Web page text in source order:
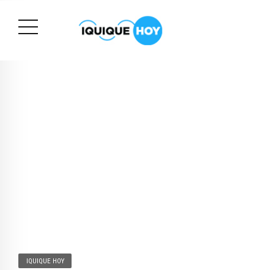
IQUIQUE HOY